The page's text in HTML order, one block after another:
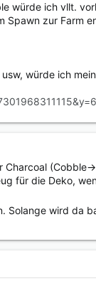
würde ich vllt.
zur Farm
würde ich
für die Deko,
Solange wird